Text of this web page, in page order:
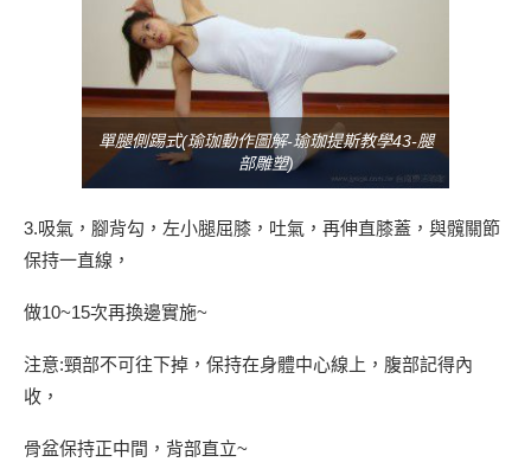
單腿側踢式(瑜珈動作圖解-瑜珈提斯教學43-腿
部雕塑)
3.吸氣，腳背勾，左小腿屈膝，吐氣，再伸直膝蓋，與髖關節
保持一直線，
做10~15次再換邊實施~
注意:頸部不可往下掉，保持在身體中心線上，腹部記得內
收，
骨盆保持正中間，背部直立~